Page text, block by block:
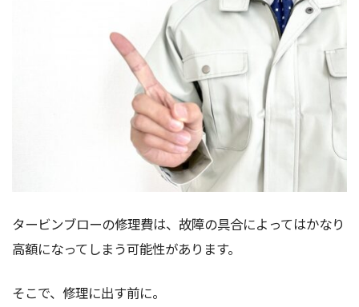
タービンブローの修理費は、故障の具合によってはかなり
高額になってしまう可能性があります。
そこで、修理に出す前に。